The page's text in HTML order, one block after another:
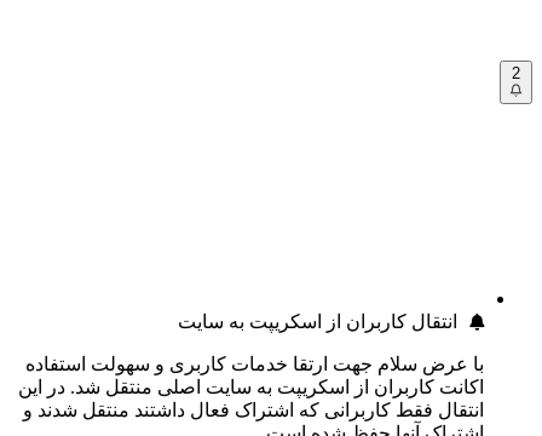
2
انتقال کاربران از اسکریپت به سایت
با عرض سلام جهت ارتقا خدمات کاربری و سهولت استفاده
اکانت کاربران از اسکریپت به سایت اصلی منتقل شد. در این
انتقال فقط کاربرانی که اشتراک فعال داشتند منتقل شدند و